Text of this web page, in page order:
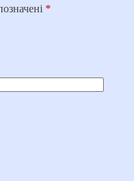
*